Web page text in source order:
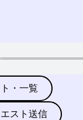
・一覧
スト送信